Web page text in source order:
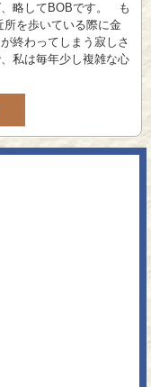
、略してBOBです。 も
所を歩いている際に金
終わってしまう寂しさ
私は毎年少し複雑な心